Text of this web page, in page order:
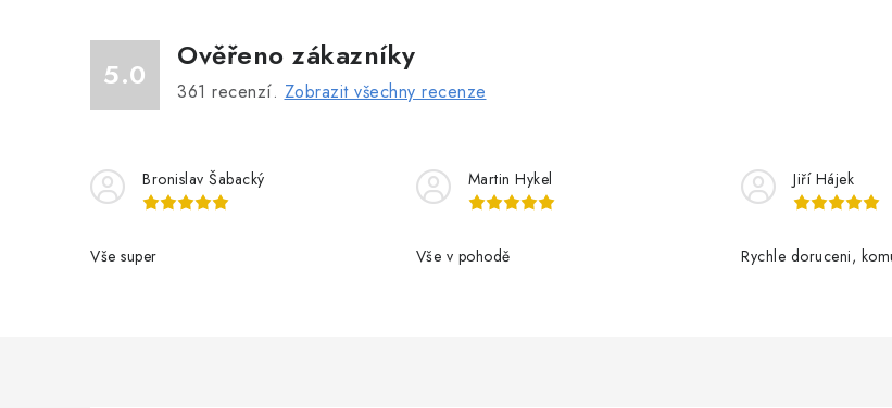
p
u
5.0
Ověřeno zákazníky
361 recenzí. Zobrazit všechny recenze
Bronislav Šabacký
Vše super
Martin Hykel
Vše v pohodě
Jiří Hájek
Rychle doruceni,